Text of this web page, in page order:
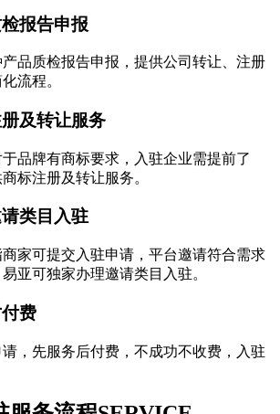
报告申报
品质检报告申报，提供公司转让、注册
流程。
及转让服务
品牌有商标要求，入驻企业需提前了
标注册及转让服务。
类目入驻
家可提交入驻申请，平台邀请符合需求
亚可独家办理邀请类目入驻。
费
，先服务后付费，不成功不收费，入驻